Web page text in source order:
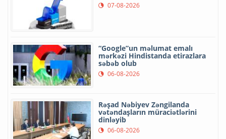
07-08-2026
“Google”un məlumat emalı
mərkəzi Hindistanda etirazlara
səbəb olub
06-08-2026
Rəşad Nəbiyev Zəngilanda
vətəndaşların müraciətlərini
dinləyib
06-08-2026